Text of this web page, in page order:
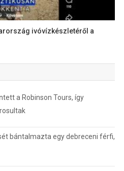
ivóvízkészletéről a
a Robinson Tours, így
bántalmazta egy debreceni férfi,